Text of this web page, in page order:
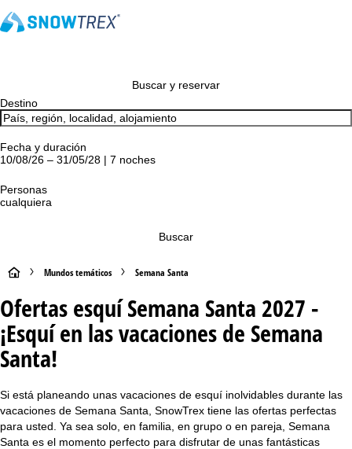
Buscar y reservar
Destino
Fecha y duración
10/08/26 – 31/05/28 | 7 noches
Personas
cualquiera
Buscar
P
á
g
i
n
a
Mundos temáticos Semana Santa
Ofertas esquí Semana Santa 2027 -
¡Esquí en las vacaciones de Semana
Santa!
Si está planeando unas vacaciones de esquí inolvidables durante las
vacaciones de Semana Santa, SnowTrex tiene las ofertas perfectas
para usted. Ya sea solo, en familia, en grupo o en pareja, Semana
Santa es el momento perfecto para disfrutar de unas fantásticas